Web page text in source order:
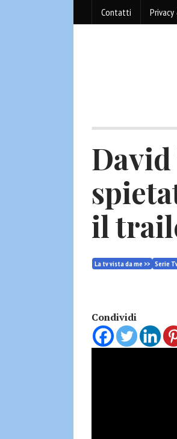
Contatti Privacy
il
La tv vista da me >> Serie
Condividi